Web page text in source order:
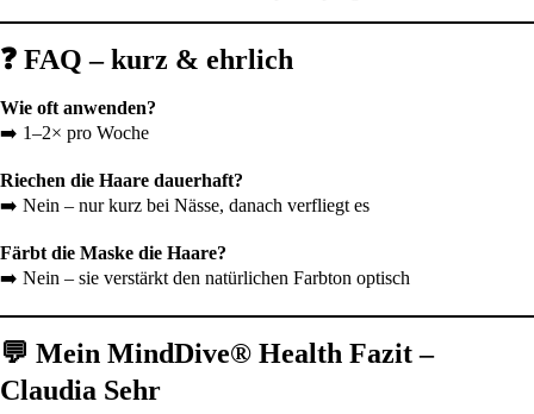
❓ FAQ – kurz & ehrlich
Wie oft anwenden?
➡️ 1–2× pro Woche
Riechen die Haare dauerhaft?
➡️ Nein – nur kurz bei Nässe, danach verfliegt es
Färbt die Maske die Haare?
➡️ Nein – sie verstärkt den natürlichen Farbton optisch
💬 Mein MindDive® Health Fazit –
Claudia Sehr